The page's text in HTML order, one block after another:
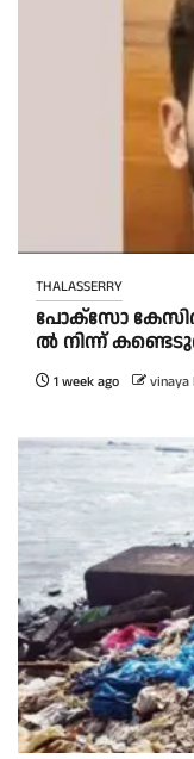
THALASSERRY
പോ​ക്സോ കേ​സി​ൽ
ൽ നി​ന്ന്
1 week ago vinaya